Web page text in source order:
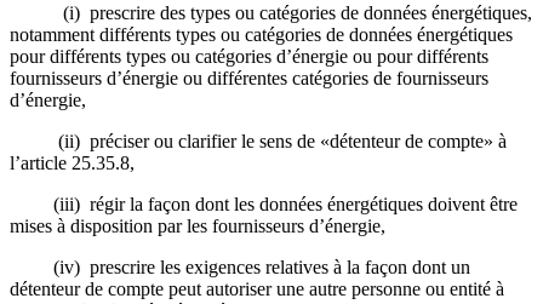
(i) prescrire des types ou catégories de données énergétiques,
notamment différents types ou catégories de données énergétiques
pour différents types ou catégories d’énergie ou pour différents
fournisseurs d’énergie ou différentes catégories de fournisseurs
d’énergie,
(ii) préciser ou clarifier le sens de «détenteur de compte» à
l’article 25.35.8,
(iii) régir la façon dont les données énergétiques doivent être
mises à disposition par les fournisseurs d’énergie,
(iv) prescrire les exigences relatives à la façon dont un
détenteur de compte peut autoriser une autre personne ou entité à